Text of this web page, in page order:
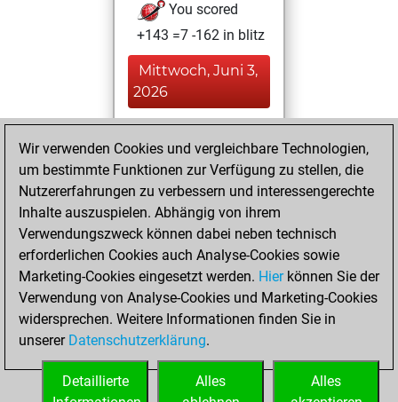
You scored
+143 =7 -162 in blitz
Mittwoch, Juni 3,
2026
You played 14
slow games
Play
You scored +9
=0 -5 in slow games
Freitag, Mai 22,
2026
You played 74
bullet games
Play
You scored +15
=0 -59 in bullet
Wir verwenden Cookies und vergleichbare Technologien,
um bestimmte Funktionen zur Verfügung zu stellen, die
Nutzererfahrungen zu verbessern und interessengerechte
Inhalte auszuspielen. Abhängig von ihrem
Verwendungszweck können dabei neben technisch
erforderlichen Cookies auch Analyse-Cookies sowie
Marketing-Cookies eingesetzt werden. Hierkönnen Sie der
Verwendung von Analyse-Cookies und Marketing-Cookies
widersprechen. Weitere Informationen finden Sie in
unserer Datenschutzerklärung.
Alles
Alles
Detaillierte